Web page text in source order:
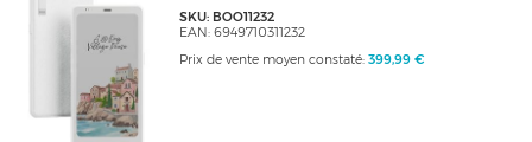
SKU: BOO11232
EAN: 6949710311232
Prix de vente moyen constaté: 399,99 €